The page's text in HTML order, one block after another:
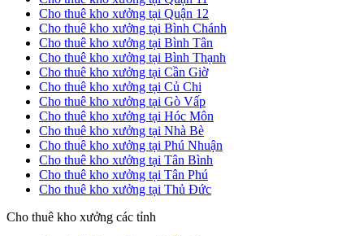
Cho thuê kho xưởng tại Quận 12
Cho thuê kho xưởng tại Bình Chánh
Cho thuê kho xưởng tại Bình Tân
Cho thuê kho xưởng tại Bình Thạnh
Cho thuê kho xưởng tại Cần Giờ
Cho thuê kho xưởng tại Củ Chi
Cho thuê kho xưởng tại Gò Vấp
Cho thuê kho xưởng tại Hóc Môn
Cho thuê kho xưởng tại Nhà Bè
Cho thuê kho xưởng tại Phú Nhuận
Cho thuê kho xưởng tại Tân Bình
Cho thuê kho xưởng tại Tân Phú
Cho thuê kho xưởng tại Thủ Đức
Cho thuê kho xưởng các tỉnh